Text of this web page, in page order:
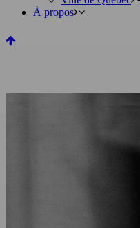
À propos